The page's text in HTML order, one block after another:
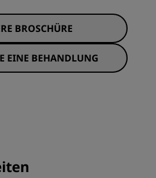
BROSCHÜRE
EINE BEHANDLUNG